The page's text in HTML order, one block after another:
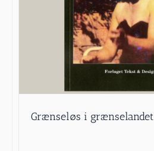
Grænseløs i grænselandet